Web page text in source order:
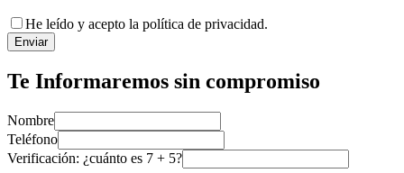
He leído y acepto la política de privacidad.
Enviar
Te Informaremos sin compromiso
Nombre
Teléfono
Verificación: ¿cuánto es 7 + 5?